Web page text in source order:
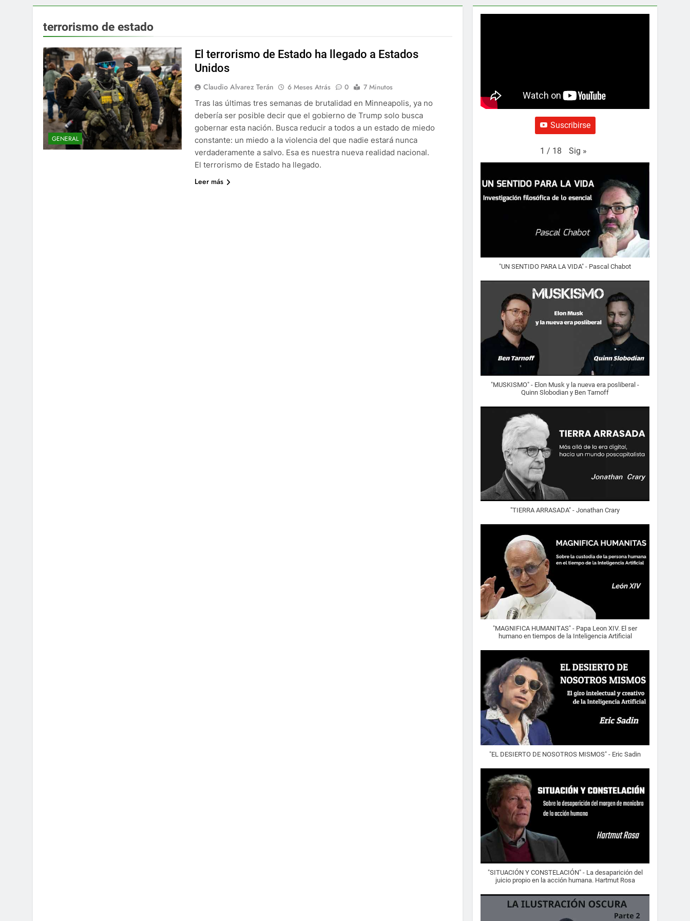
terrorismo de estado
GENERAL
El terrorismo de Estado ha llegado a Estados
Unidos
Claudio Alvarez Terán 6 Meses Atrás 0
7 Minutos
Tras las últimas tres semanas de brutalidad en Minneapolis, ya no
debería ser posible decir que el gobierno de Trump solo busca
gobernar esta nación. Busca reducir a todos a un estado de miedo
constante: un miedo a la violencia del que nadie estará nunca
verdaderamente a salvo. Esa es nuestra nueva realidad nacional.
El terrorismo de Estado ha llegado.
Leer más
Suscribirse
1 / 18 Sig »
"UN SENTIDO PARA LA VIDA" - Pascal Chabot
"MUSKISMO" - Elon Musk y la nueva era posliberal -
Quinn Slobodian y Ben Tarnoff
"TIERRA ARRASADA" - Jonathan Crary
"MAGNIFICA HUMANITAS" - Papa Leon XIV. El ser
humano en tiempos de la Inteligencia Artificial
"EL DESIERTO DE NOSOTROS MISMOS" - Eric Sadin
"SITUACIÓN Y CONSTELACIÓN" - La desaparición del
juicio propio en la acción humana. Hartmut Rosa